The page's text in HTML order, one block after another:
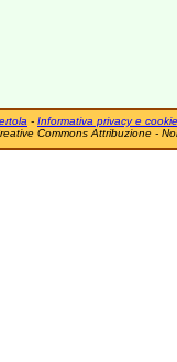
- Informativa privacy e cookie
Commons Attribuzione -